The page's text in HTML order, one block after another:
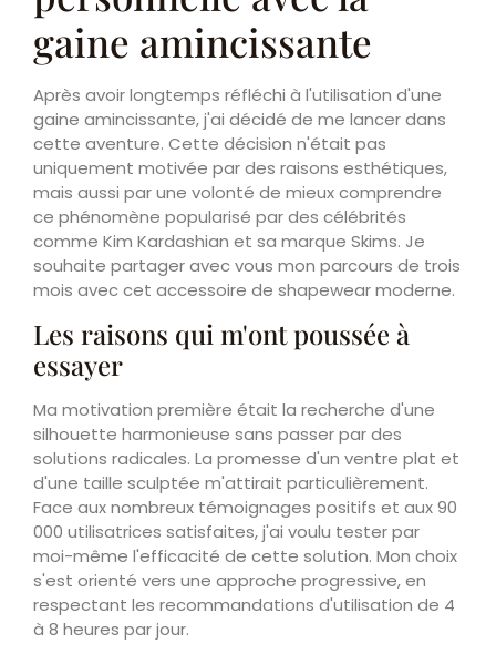
gaine amincissante
Après avoir longtemps réfléchi à l'utilisation d'une
gaine amincissante, j'ai décidé de me lancer dans
cette aventure. Cette décision n'était pas
uniquement motivée par des raisons esthétiques,
mais aussi par une volonté de mieux comprendre
ce phénomène popularisé par des célébrités
comme Kim Kardashian et sa marque Skims. Je
souhaite partager avec vous mon parcours de trois
mois avec cet accessoire de shapewear moderne.
Les raisons qui m'ont poussée à
essayer
Ma motivation première était la recherche d'une
silhouette harmonieuse sans passer par des
solutions radicales. La promesse d'un ventre plat et
d'une taille sculptée m'attirait particulièrement.
Face aux nombreux témoignages positifs et aux 90
000 utilisatrices satisfaites, j'ai voulu tester par
moi-même l'efficacité de cette solution. Mon choix
s'est orienté vers une approche progressive, en
respectant les recommandations d'utilisation de 4
à 8 heures par jour.